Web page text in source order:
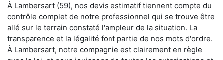
À Lambersart (59), nos devis estimatif tiennent compte du
contrôle complet de notre professionnel qui se trouve être
allé sur le terrain constaté l'ampleur de la situation. La
transparence et la légalité font partie de nos mots d'ordre.
À Lambersart, notre compagnie est clairement en règle